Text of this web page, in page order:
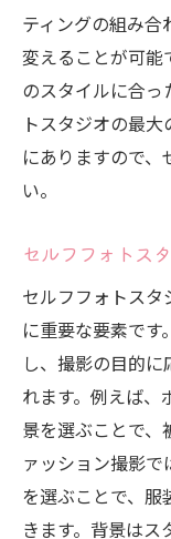
ティングの組み合
変えることが可能
のスタイルに合っ
トスタジオの最
にありますので
い。
セルフフォトス
セルフフォトス
に重要な要素で
し、撮影の目的
れます。例えば
景を選ぶことで、
ァッション撮影
を選ぶことで、
きます。背景はス